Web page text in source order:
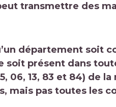
transmettre des
département soit
soit présent dans
06, 13, 83 et 84) de
mais pas toutes les